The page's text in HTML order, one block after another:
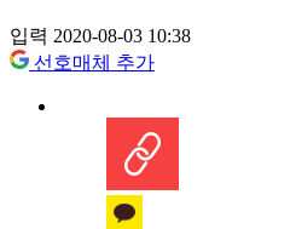
입력 2020-08-03 10:38
선호매체 추가